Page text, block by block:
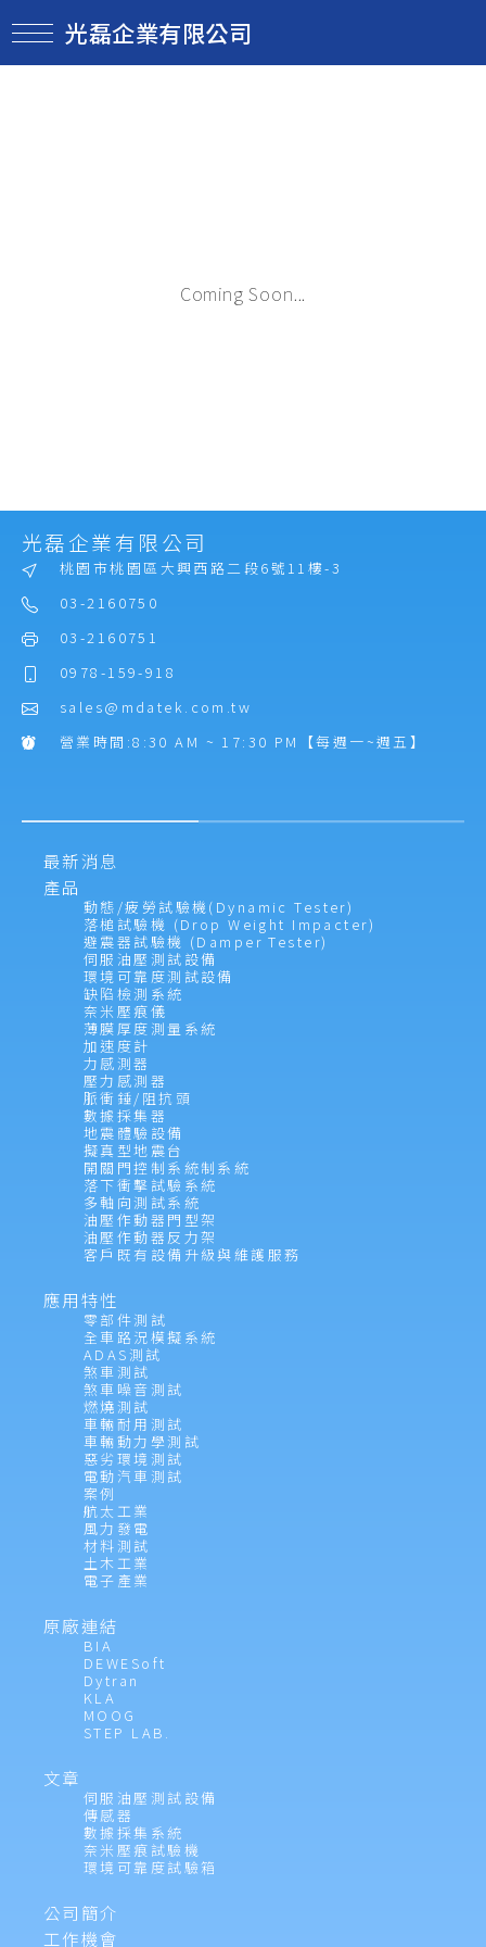
Coming Soon...
光磊企業有限公司
桃園市桃園區大興西路二段6號11樓-3
03-2160750
03-2160751
0978-159-918
sales@mdatek.com.tw
營業時間:8:30 AM ~ 17:30 PM【每週一~週五】
最新消息
產品
動態/疲勞試驗機(Dynamic Tester)
落槌試驗機 (Drop Weight Impacter)
避震器試驗機 (Damper Tester)
伺服油壓測試設備
環境可靠度測試設備
缺陷檢測系統
奈米壓痕儀
薄膜厚度測量系統
加速度計
力感測器
壓力感測器
脈衝錘/阻抗頭
數據採集器
地震體驗設備
擬真型地震台
開關門控制系統制系統
落下衝擊試驗系統
多軸向測試系統
油壓作動器門型架
油壓作動器反力架
客戶既有設備升級與維護服務
應用特性
零部件測試
全車路況模擬系統
ADAS測試
煞車測試
煞車噪音測試
燃燒測試
車輛耐用測試
車輛動力學測試
惡劣環境測試
電動汽車測試
案例
航太工業
風力發電
材料測試
土木工業
電子產業
原廠連結
BIA
DEWESoft
Dytran
KLA
MOOG
STEP LAB.
文章
伺服油壓測試設備
傳感器
數據採集系統
奈米壓痕試驗機
環境可靠度試驗箱
公司簡介
工作機會
光磊企業有限公司